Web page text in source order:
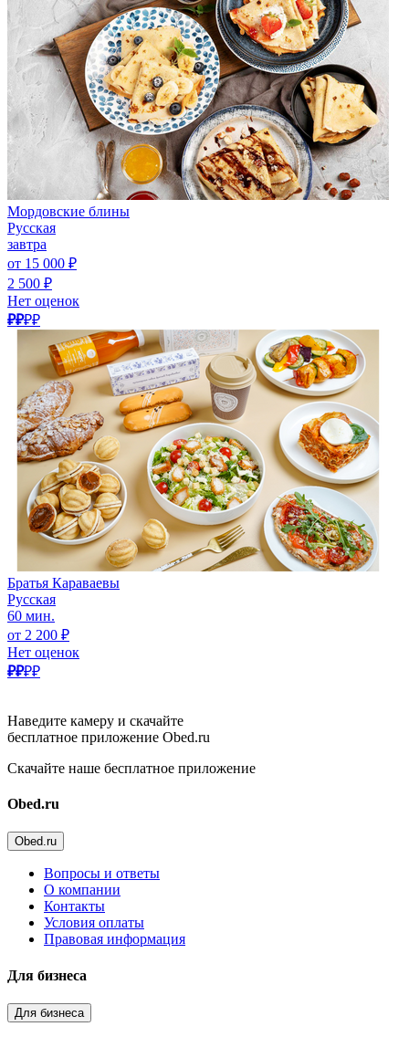
Мордовские блины
Русская
завтра
от 15 000 ₽
2 500 ₽
Нет оценок
₽₽₽₽
Братья Караваевы
Русская
60 мин.
от 2 200 ₽
Нет оценок
₽₽₽₽
Наведите камеру и скачайте
бесплатное приложение Obed.ru
Скачайте наше бесплатное приложение
Obed.ru
Obed.ru
Вопросы и ответы
О компании
Контакты
Условия оплаты
Правовая информация
Для бизнеса
Для бизнеса